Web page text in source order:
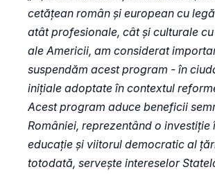
cetățean român și european cu
atât profesionale, cât și culturale
ale Americii, am considerat
suspendăm acest program - în
inițiale adoptate în contextul
Acest program aduce beneficii
României, reprezentând o investiție
educație și viitorul democratic al
totodată, servește intereselor